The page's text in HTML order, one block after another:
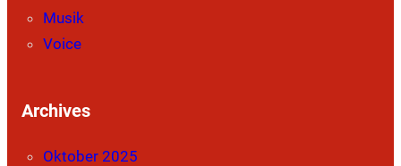
Musik
Voice
Archives
Oktober 2025